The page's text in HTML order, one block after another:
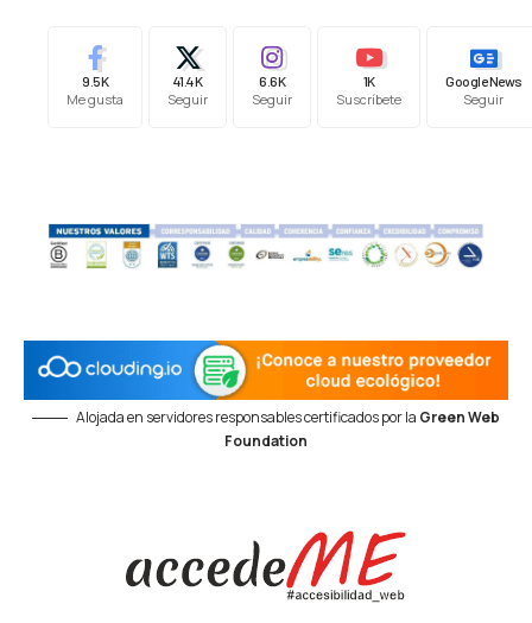
9.5K
Me gusta
41.4K
Seguir
6.6K
Seguir
1K
Suscríbete
Google News
Seguir
Alojada en servidores responsables certificados por la Green Web
Foundation